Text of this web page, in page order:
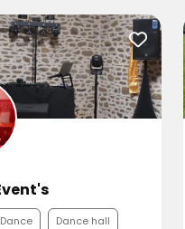
Dance Dance hall